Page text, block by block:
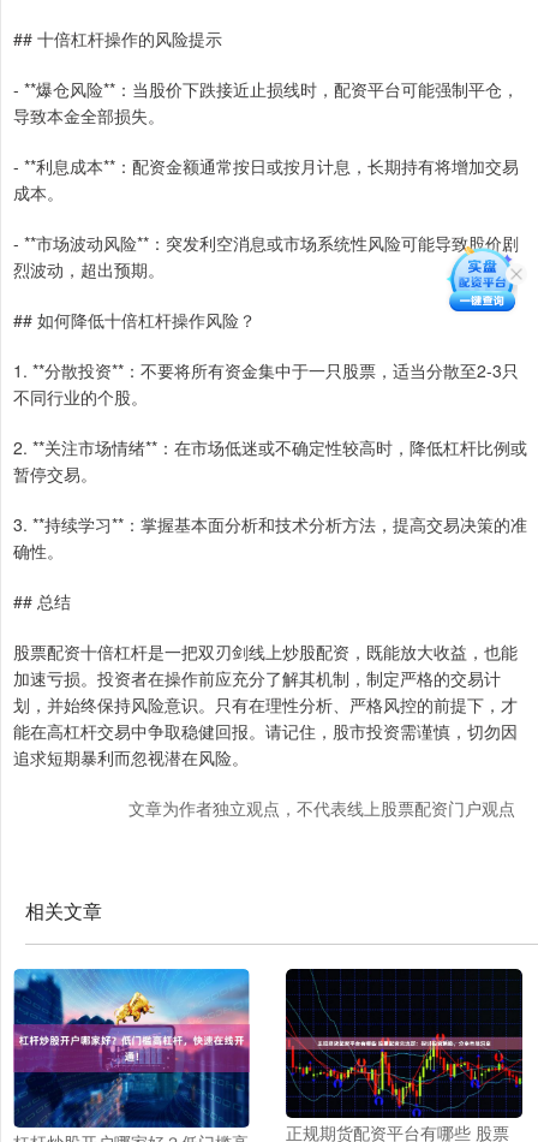
## 十倍杠杆操作的风险提示
- **爆仓风险**：当股价下跌接近止损线时，配资平台可能强制平仓，
导致本金全部损失。
- **利息成本**：配资金额通常按日或按月计息，长期持有将增加交易
成本。
- **市场波动风险**：突发利空消息或市场系统性风险可能导致股价剧
烈波动，超出预期。
## 如何降低十倍杠杆操作风险？
1. **分散投资**：不要将所有资金集中于一只股票，适当分散至2-3只
不同行业的个股。
2. **关注市场情绪**：在市场低迷或不确定性较高时，降低杠杆比例或
暂停交易。
3. **持续学习**：掌握基本面分析和技术分析方法，提高交易决策的准
确性。
## 总结
股票配资十倍杠杆是一把双刃剑线上炒股配资，既能放大收益，也能
加速亏损。投资者在操作前应充分了解其机制，制定严格的交易计
划，并始终保持风险意识。只有在理性分析、严格风控的前提下，才
能在高杠杆交易中争取稳健回报。请记住，股市投资需谨慎，切勿因
追求短期暴利而忽视潜在风险。
文章为作者独立观点，不代表线上股票配资门户观点
相关文章
正规期货配资平台有哪些 股票